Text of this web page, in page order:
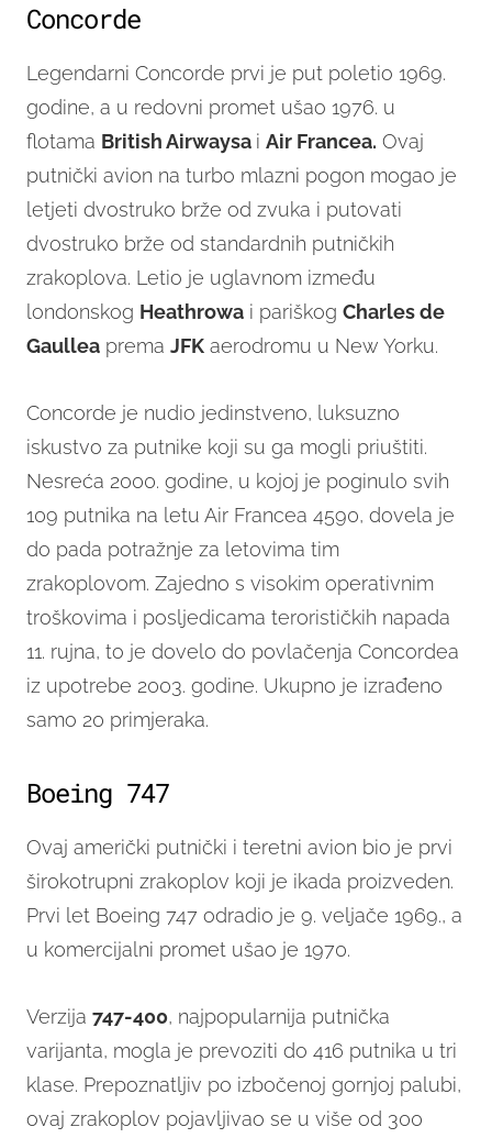
Concorde
Legendarni Concorde prvi je put poletio 1969.
godine, a u redovni promet ušao 1976. u
flotama British Airwaysa i Air Francea. Ovaj
putnički avion na turbo mlazni pogon mogao je
letjeti dvostruko brže od zvuka i putovati
dvostruko brže od standardnih putničkih
zrakoplova. Letio je uglavnom između
londonskog Heathrowa i pariškog Charles de
Gaullea prema JFK aerodromu u New Yorku.
Concorde je nudio jedinstveno, luksuzno
iskustvo za putnike koji su ga mogli priuštiti.
Nesreća 2000. godine, u kojoj je poginulo svih
109 putnika na letu Air Francea 4590, dovela je
do pada potražnje za letovima tim
zrakoplovom. Zajedno s visokim operativnim
troškovima i posljedicama terorističkih napada
11. rujna, to je dovelo do povlačenja Concordea
iz upotrebe 2003. godine. Ukupno je izrađeno
samo 20 primjeraka.
Boeing 747
Ovaj američki putnički i teretni avion bio je prvi
širokotrupni zrakoplov koji je ikada proizveden.
Prvi let Boeing 747 odradio je 9. veljače 1969., a
u komercijalni promet ušao je 1970.
Verzija 747-400, najpopularnija putnička
varijanta, mogla je prevoziti do 416 putnika u tri
klase. Prepoznatljiv po izbočenoj gornjoj palubi,
ovaj zrakoplov pojavljivao se u više od 300